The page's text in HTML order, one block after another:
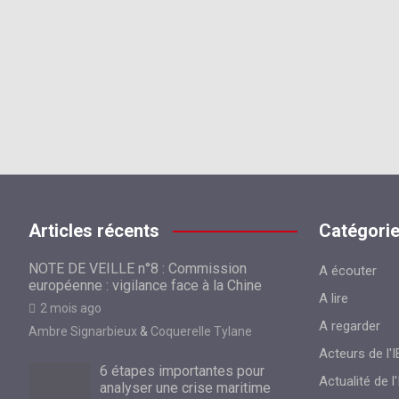
Articles récents
NOTE DE VEILLE n°8 : Commission
européenne : vigilance face à la Chine
2 mois ago
Ambre Signarbieux & Coquerelle Tylane
6 étapes importantes pour
analyser une crise maritime
A écouter
A lire
A regarder
Acteurs de
Actualité de